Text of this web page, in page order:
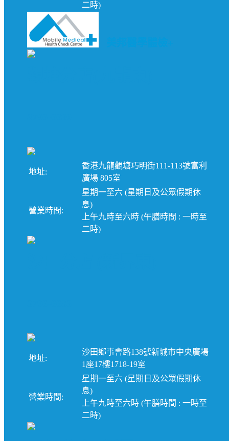
二時)
地址:
香港九龍觀塘巧明街111-113號富利
廣場 805室
營業時間:
星期一至六 (星期日及公眾假期休
息)
上午九時至六時 (午膳時間 : 一時至
二時)
地址:
沙田鄉事會路138號新城市中央廣場
1座17樓1718-19室
營業時間:
星期一至六 (星期日及公眾假期休
息)
上午九時至六時 (午膳時間 : 一時至
二時)